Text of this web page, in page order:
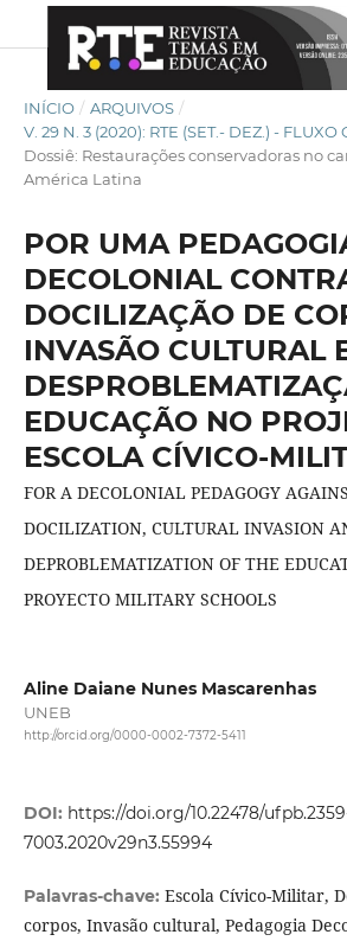
INÍCIO / ARQUIVOS /
V. 29 N. 3 (2020): RTE (SET.- DEZ.) - FLUXO
Dossiê: Restaurações conservadoras no
América Latina
POR UMA
DECOLONIAL
DOCILIZAÇÃO DE
INVASÃO CULTURAL
EDUCAÇÃO NO
ESCOLA CÍVICO-
FOR A DECOLONIAL PEDAGOGY
DOCILIZATION, CULTURAL INVASION
DEPROBLEMATIZATION OF THE
PROYECTO MILITARY SCHOOLS
Aline Daiane Nunes Mascarenhas
UNEB
http://orcid.org/0000-0002-7372-5411
DOI: https://doi.org/10.22478/
7003.2020v29n3.55994
Palavras-chave: Escola Cívico-Militar,
corpos, Invasão cultural, Pedagogia